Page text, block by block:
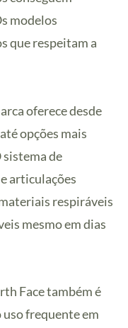
modelos
que respeitam a
oferece desde
opções mais
de
articulações
respiráveis
mesmo em dias
Face também é
frequente em